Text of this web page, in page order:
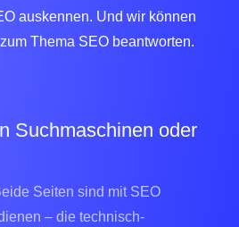
auskennen. Und wir können
Thema SEO beantworten.
Suchmaschinen oder
Seiten sind mit SEO
– die technisch-